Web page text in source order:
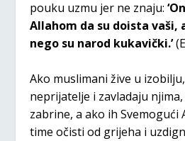
pouku uzmu jer ne znaju:
Allahom da su doista vaši,
nego su narod kukavički.’
Ako muslimani žive u
neprijatelje i zavladaju
zabrine, a ako ih Svemogući
time očisti od grijeha i